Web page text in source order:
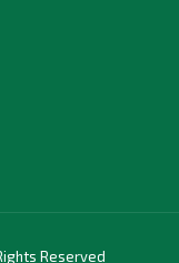
Reserved